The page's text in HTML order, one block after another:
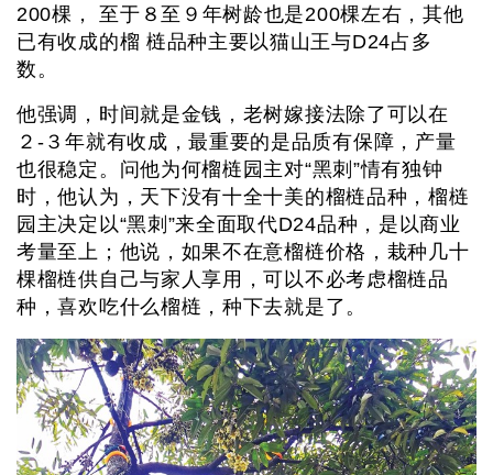
200棵， 至于８至９年树龄也是200棵左右，其他
已有收成的榴 梿品种主要以猫山王与D24占多
数。
他强调，时间就是金钱，老树嫁接法除了可以在
２-３年就有收成，最重要的是品质有保障，产量
也很稳定。问他为何榴梿园主对“黑刺”情有独钟
时，他认为，天下没有十全十美的榴梿品种，榴梿
园主决定以“黑刺”来全面取代D24品种，是以商业
考量至上；他说，如果不在意榴梿价格，栽种几十
棵榴梿供自己与家人享用，可以不必考虑榴梿品
种，喜欢吃什么榴梿，种下去就是了。